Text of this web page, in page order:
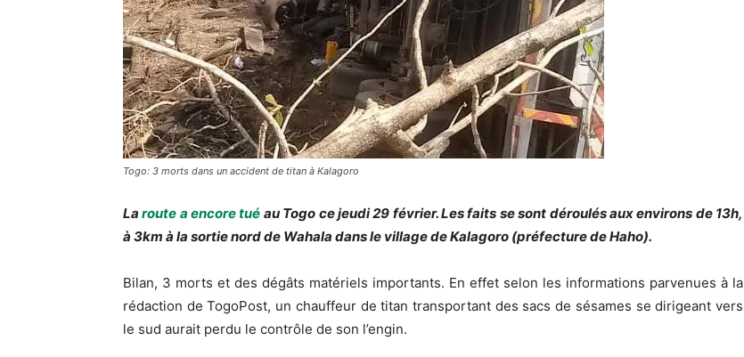
Togo: 3 morts dans un accident de titan à Kalagoro
Laroute a encore tué au Togo ce jeudi 29 février. Les faits se sont déroulés aux environs de 13h,
à 3km à la sortie nord de Wahala dans le village de Kalagoro (préfecture de Haho).
Bilan, 3 morts et des dégâts matériels importants. En effet selon les informations parvenues à la
rédaction de TogoPost, un chauffeur de titan transportant des sacs de sésames se dirigeant vers
le sud aurait perdu le contrôle de son l’engin.